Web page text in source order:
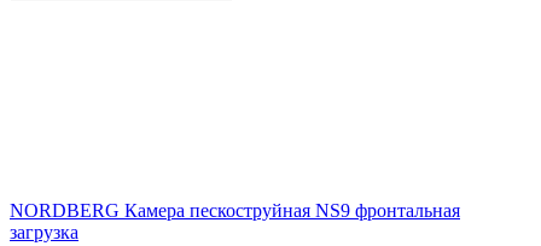
NORDBERG Камера пескоструйная NS9 фронтальная
загрузка